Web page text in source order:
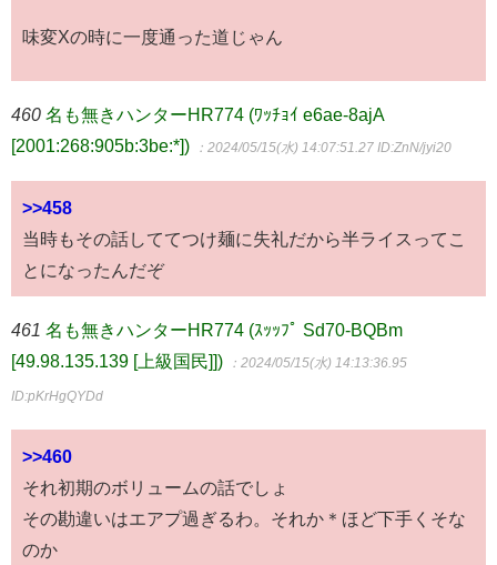
味変Xの時に一度通った道じゃん
460 名も無きハンターHR774 (ﾜｯﾁｮｲ e6ae-8ajA
[2001:268:905b:3be:*])
：2024/05/15(水) 14:07:51.27 ID:ZnN/jyi20
>>458
当時もその話しててつけ麺に失礼だから半ライスってこ
とになったんだぞ
461 名も無きハンターHR774 (ｽｯｯﾌﾟ Sd70-BQBm
[49.98.135.139 [上級国民]])
：2024/05/15(水) 14:13:36.95
ID:pKrHgQYDd
>>460
それ初期のボリュームの話でしょ
その勘違いはエアプ過ぎるわ。それか＊ほど下手くそな
のか